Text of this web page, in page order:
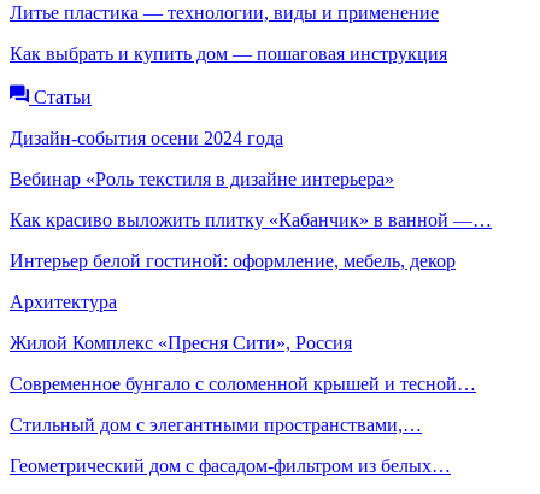
Литье пластика — технологии, виды и применение
Как выбрать и купить дом — пошаговая инструкция
Статьи
Дизайн-события осени 2024 года
Вебинар «Роль текстиля в дизайне интерьера»
Как красиво выложить плитку «Кабанчик» в ванной —…
Интерьер белой гостиной: оформление, мебель, декор
Архитектура
Жилой Комплекс «Пресня Сити», Россия
Современное бунгало с соломенной крышей и тесной…
Стильный дом с элегантными пространствами,…
Геометрический дом с фасадом-фильтром из белых…